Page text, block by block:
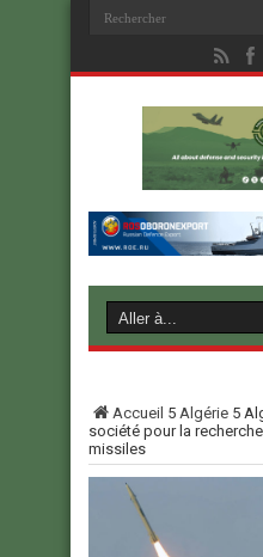
Accueil 5 Algérie 5
société pour la
missiles